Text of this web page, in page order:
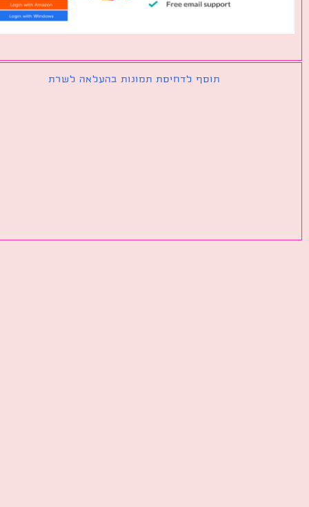
תוסף לדחיסת תמונות בהעלאה לשרת